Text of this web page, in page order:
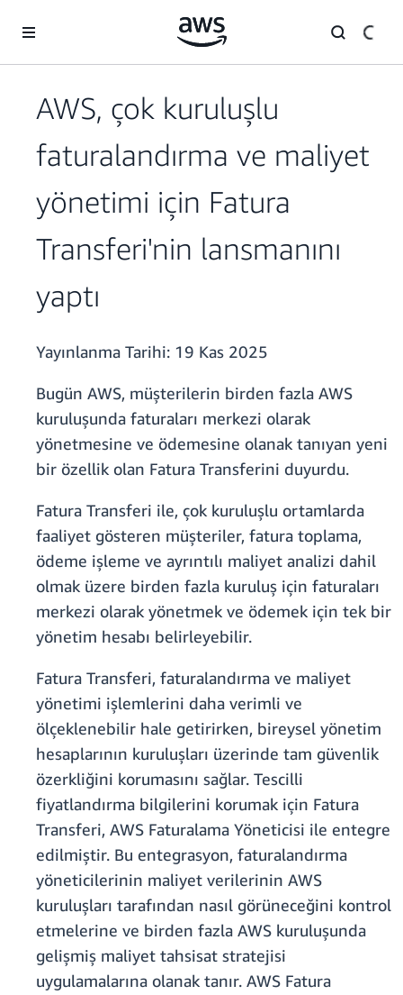
AWS, çok kuruluşlu
faturalandırma ve maliyet
yönetimi için Fatura
Transferi'nin lansmanını
yaptı
Yayınlanma Tarihi: 19 Kas 2025
Bugün AWS, müşterilerin birden fazla AWS
kuruluşunda faturaları merkezi olarak
yönetmesine ve ödemesine olanak tanıyan yeni
bir özellik olan Fatura Transferini duyurdu.
Fatura Transferi ile, çok kuruluşlu ortamlarda
faaliyet gösteren müşteriler, fatura toplama,
ödeme işleme ve ayrıntılı maliyet analizi dahil
olmak üzere birden fazla kuruluş için faturaları
merkezi olarak yönetmek ve ödemek için tek bir
yönetim hesabı belirleyebilir.
Fatura Transferi, faturalandırma ve maliyet
yönetimi işlemlerini daha verimli ve
ölçeklenebilir hale getirirken, bireysel yönetim
hesaplarının kuruluşları üzerinde tam güvenlik
özerkliğini korumasını sağlar. Tescilli
fiyatlandırma bilgilerini korumak için Fatura
Transferi, AWS Faturalama Yöneticisi ile entegre
edilmiştir. Bu entegrasyon, faturalandırma
yöneticilerinin maliyet verilerinin AWS
kuruluşları tarafından nasıl görüneceğini kontrol
etmelerine ve birden fazla AWS kuruluşunda
gelişmiş maliyet tahsisat stratejisi
uygulamalarına olanak tanır. AWS Fatura